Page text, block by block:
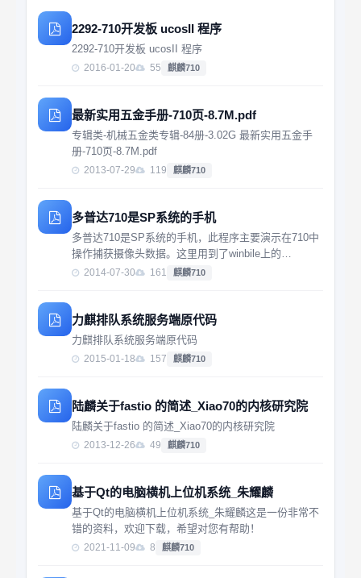
2292-710开发板 ucosII 程序
2292-710开发板 ucosII 程序
2016-01-20 55 麒麟710
最新实用五金手册-710页-8.7M.pdf
专辑类-机械五金类专辑-84册-3.02G 最新实用五金手
册-710页-8.7M.pdf
2013-07-29 119 麒麟710
多普达710是SP系统的手机
多普达710是SP系统的手机，此程序主要演示在710中
操作捕获摄像头数据。这里用到了winbile上的
CamSDK，效果不错。感谢作者。若加入视频压缩及
2014-07-30 161 麒麟710
力麒排队系统服务端原代码
力麒排队系统服务端原代码
2015-01-18 157 麒麟710
陆麟关于fastio 的简述_Xiao70的内核研究院
陆麟关于fastio 的简述_Xiao70的内核研究院
2013-12-26 49 麒麟710
基于Qt的电脑横机上位机系统_朱耀麟
基于Qt的电脑横机上位机系统_朱耀麟这是一份非常不
错的资料，欢迎下载，希望对您有帮助！
2021-11-09 8 麒麟710